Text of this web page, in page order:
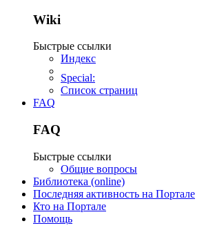
Wiki
Быстрые ссылки
Индекс
Special:
Список страниц
FAQ
FAQ
Быстрые ссылки
Общие вопросы
Библиотека (online)
Последняя активность на Портале
Кто на Портале
Помощь